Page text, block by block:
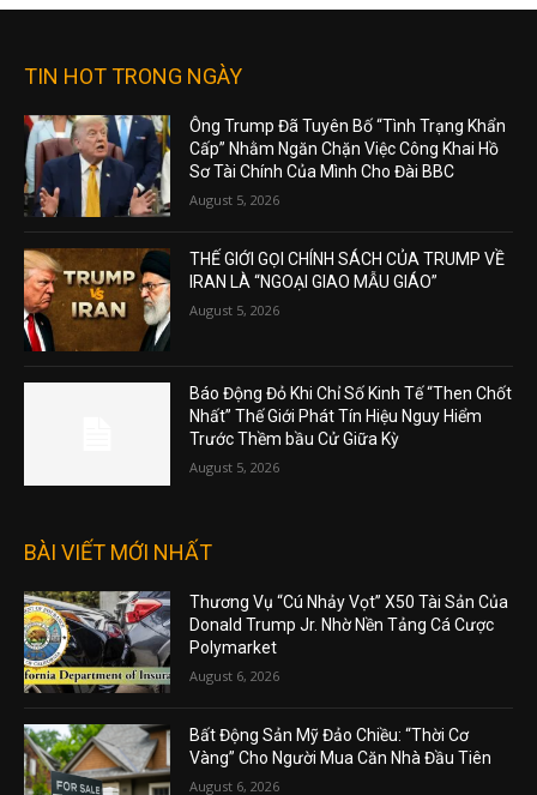
TIN HOT TRONG NGÀY
Ông Trump Đã Tuyên Bố “Tình Trạng Khẩn
Cấp” Nhằm Ngăn Chặn Việc Công Khai Hồ
Sơ Tài Chính Của Mình Cho Đài BBC
August 5, 2026
THẾ GIỚI GỌI CHÍNH SÁCH CỦA TRUMP VỀ
IRAN LÀ “NGOẠI GIAO MẪU GIÁO”
August 5, 2026
Báo Động Đỏ Khi Chỉ Số Kinh Tế “Then Chốt
Nhất” Thế Giới Phát Tín Hiệu Nguy Hiểm
Trước Thềm bầu Cử Giữa Kỳ
August 5, 2026
BÀI VIẾT MỚI NHẤT
Thương Vụ “Cú Nhảy Vọt” X50 Tài Sản Của
Donald Trump Jr. Nhờ Nền Tảng Cá Cược
Polymarket
August 6, 2026
Bất Động Sản Mỹ Đảo Chiều: “Thời Cơ
Vàng” Cho Người Mua Căn Nhà Đầu Tiên
August 6, 2026